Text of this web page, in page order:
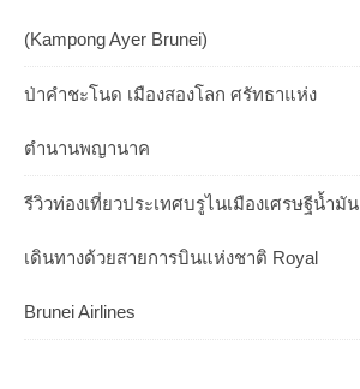
(Kampong Ayer Brunei)
ป่าคำชะโนด เมืองสองโลก ศรัทธาแห่ง
ตำนานพญานาค
รีวิวท่องเที่ยวประเทศบรูไนเมืองเศรษฐีน้ำมัน
เดินทางด้วยสายการบินแห่งชาติ Royal
Brunei Airlines